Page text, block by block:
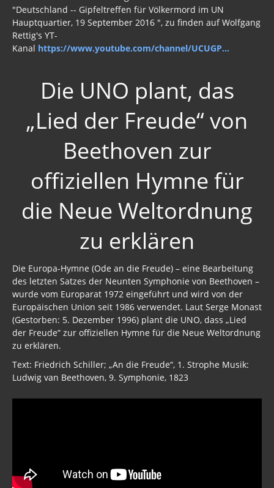
"Deutschland -- Gipfeltreffen für Völkermord im UN
Hauptquartier, 19 September 2016 ", zu finden auf Wolfgang
Rettig's YT-
Kanal https://www.youtube.com/channel/UCUGP...
Die UNO plant, das
„Lied der Freude“ von
Beethoven zur
offiziellen Hymne für
die Neue Weltordnung
zu erklären
Die Europa-Hymne (Ode an die Freude) – eine Bearbeitung
des letzten Satzes der Neunten Symphonie von Beethoven –
wurde vom Europarat 1972 eingeführt und wird von der
Europäischen Union seit 1986 verwendet. Laut Serge Monast
(Gestorben: 5. Dezember 1996) plant die UNO, dass „Lied
der Freude“ zur offiziellen Hymne für die Neue Weltordnung
zu erklären.
Text: Friedrich Schiller; „An die Freude“, 1. Strophe Musik:
Ludwig van Beethoven, 9. Symphonie, 1823